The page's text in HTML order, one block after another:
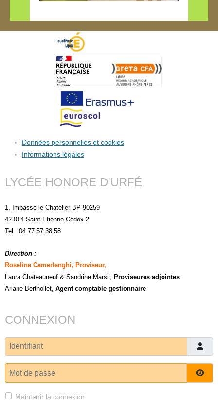
Données personnelles et cookies
Informations légales
LYCÉE HONORE D'URFÉ
1, Impasse le Chatelier BP 90259
42 014 Saint Etienne Cedex 2
Tel : 04 77 57 38 58
Direction :
Roseline Camerlenghi, Proviseur,
Laura Chateauneuf & Sandrine Marsil
Proviseures adjointes
Ariane Berthollet, Agent comptable gestionnaire
CONNEXION
Identifiant
Mot de passe
Maintenir la connexion